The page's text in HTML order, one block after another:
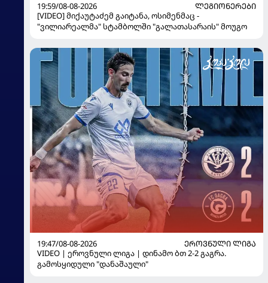
19:59/08-08-2026
ᲚᲔᲒᲘᲝᲜᲔᲠᲔᲑᲘ
[VIDEO] მიქაუტაძემ გაიტანა, ოსიმენმაც -
"ვილიარეალმა" სტამბოლში "გალათასარაის" მოუგო
19:47/08-08-2026
ᲔᲠᲝᲕᲜᲣᲚᲘ ᲚᲘᲒᲐ
VIDEO | ეროვნული ლიგა | დინამო ბთ 2-2 გაგრა.
გამოსყიდული "დანაშაული"